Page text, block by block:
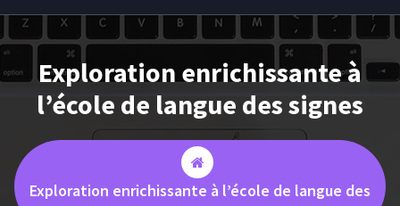
Exploration enrichissante à
l’école de langue des signes
Exploration enrichissante à l’école de langue des